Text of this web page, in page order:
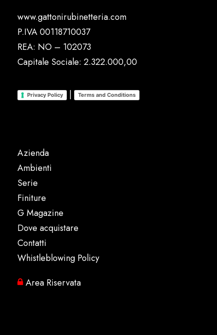
www.gattonirubinetteria.com
P.IVA 00118710037
REA: NO – 102073
Capitale Sociale: 2.322.000,00
Privacy Policy | Terms and Conditions
Azienda
Ambienti
Serie
Finiture
G Magazine
Dove acquistare
Contatti
Whistleblowing Policy
Area Riservata